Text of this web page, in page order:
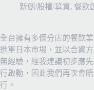
新創/股權/募資, 餐飲
全台擁有多個分店的餐飲
進軍日本市場，並以合資
無經驗，經我建議初步應
行啟動，因此我們再次會
行。